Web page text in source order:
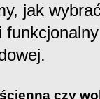
jak
czy